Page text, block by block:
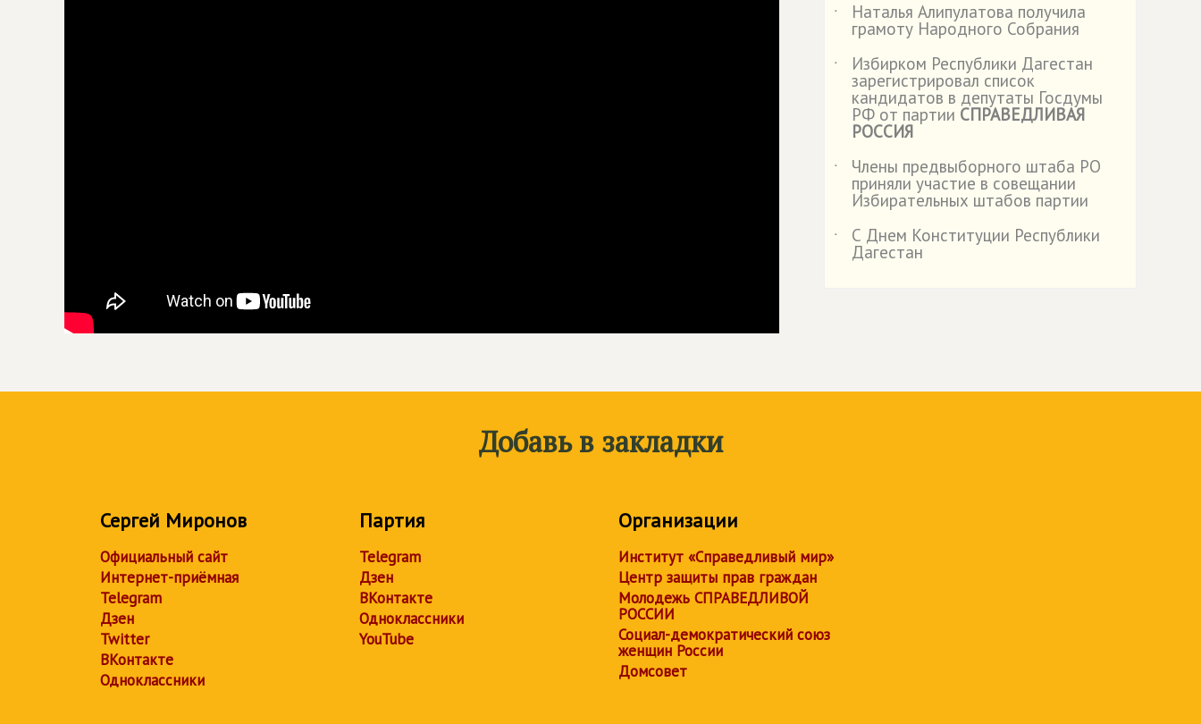
˙
Наталья Алипулатова получила
грамоту Народного Собрания
˙
Избирком Республики Дагестан
зарегистрировал список
кандидатов в депутаты Госдумы
РФ от партии СПРАВЕДЛИВАЯ
РОССИЯ
˙
Члены предвыборного штаба РО
приняли участие в совещании
Избирательных штабов партии
˙
С Днем Конституции Республики
Дагестан
Добавь в закладки
Сергей Миронов
Официальный сайт
Интернет-приёмная
Telegram
Дзен
Twitter
ВКонтакте
Одноклассники
Партия
Telegram
Дзен
ВКонтакте
Одноклассники
YouTube
Организации
Институт «Справедливый мир»
Центр защиты прав граждан
Молодежь СПРАВЕДЛИВОЙ
РОССИИ
Социал-демократический союз
женщин России
Домсовет